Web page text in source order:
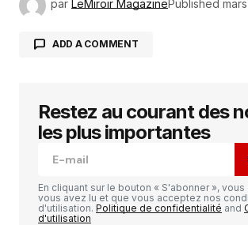
par LeMiroir MagazinePublished
ADD A COMMENT
Votre adresse e-mail ne sera pas
champs obligatoires sont indiqués
Restez au courant des
les plus importantes
En cliquant sur le bouton « S'abonner »,
vous avez lu et que vous acceptez nos
d'utilisation. Politique de confidentialité and
d'utilisation